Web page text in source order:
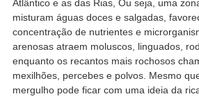
Atlântico e as das Rias, Ou seja, uma
misturam águas doces e salgadas,
concentração de nutrientes e
arenosas atraem moluscos, linguados,
enquanto os recantos mais rochosos
mexilhões, percebes e polvos. Mesmo
mergulho pode ficar com uma ideia da